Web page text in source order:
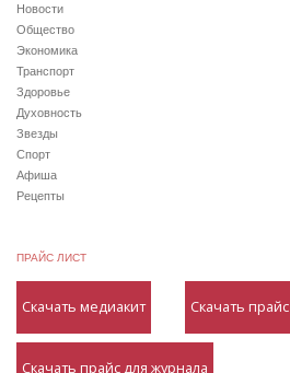
Новости
Общество
Экономика
Транспорт
Здоровье
Духовность
Звезды
Спорт
Афиша
Рецепты
ПРАЙС ЛИСТ
Скачать медиакит Скачать прайс
Скачать прайс для журнала